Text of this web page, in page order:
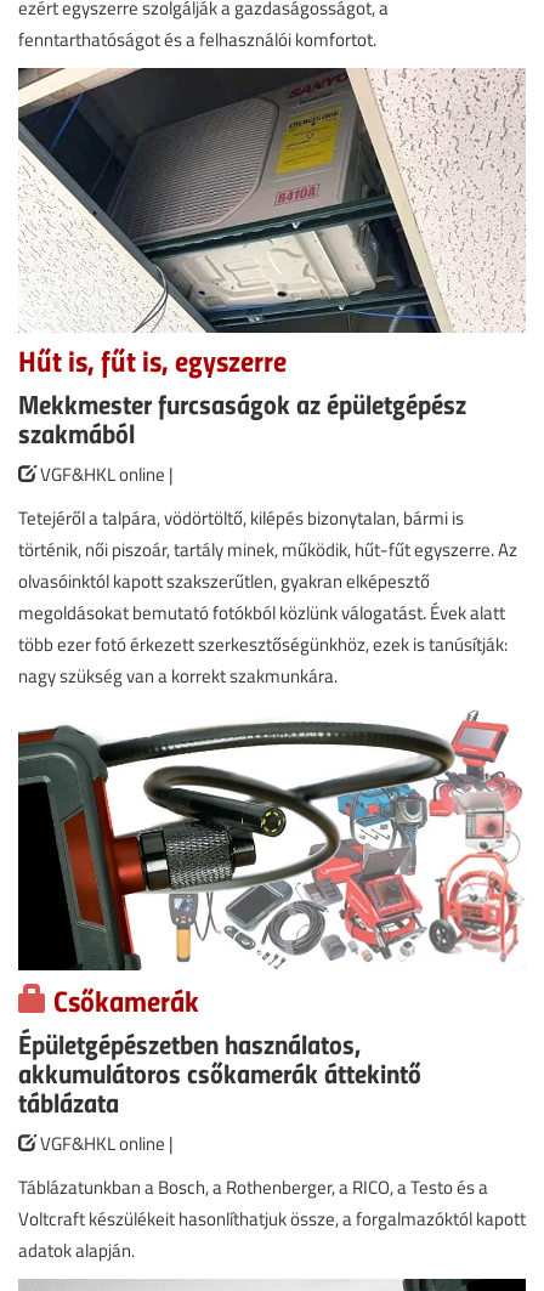
ezért egyszerre szolgálják a gazdaságosságot, a
fenntarthatóságot és a felhasználói komfortot.
Hűt is, fűt is, egyszerre
Mekkmester furcsaságok az épületgépész
szakmából
VGF&HKL online |
Tetejéről a talpára, vödörtöltő, kilépés bizonytalan, bármi is
történik, női piszoár, tartály minek, működik, hűt-fűt egyszerre. Az
olvasóinktól kapott szakszerűtlen, gyakran elképesztő
megoldásokat bemutató fotókból közlünk válogatást. Évek alatt
több ezer fotó érkezett szerkesztőségünkhöz, ezek is tanúsítják:
nagy szükség van a korrekt szakmunkára.
Csőkamerák
Épületgépészetben használatos,
akkumulátoros csőkamerák áttekintő
táblázata
VGF&HKL online |
Táblázatunkban a Bosch, a Rothenberger, a RICO, a Testo és a
Voltcraft készülékeit hasonlíthatjuk össze, a forgalmazóktól kapott
adatok alapján.